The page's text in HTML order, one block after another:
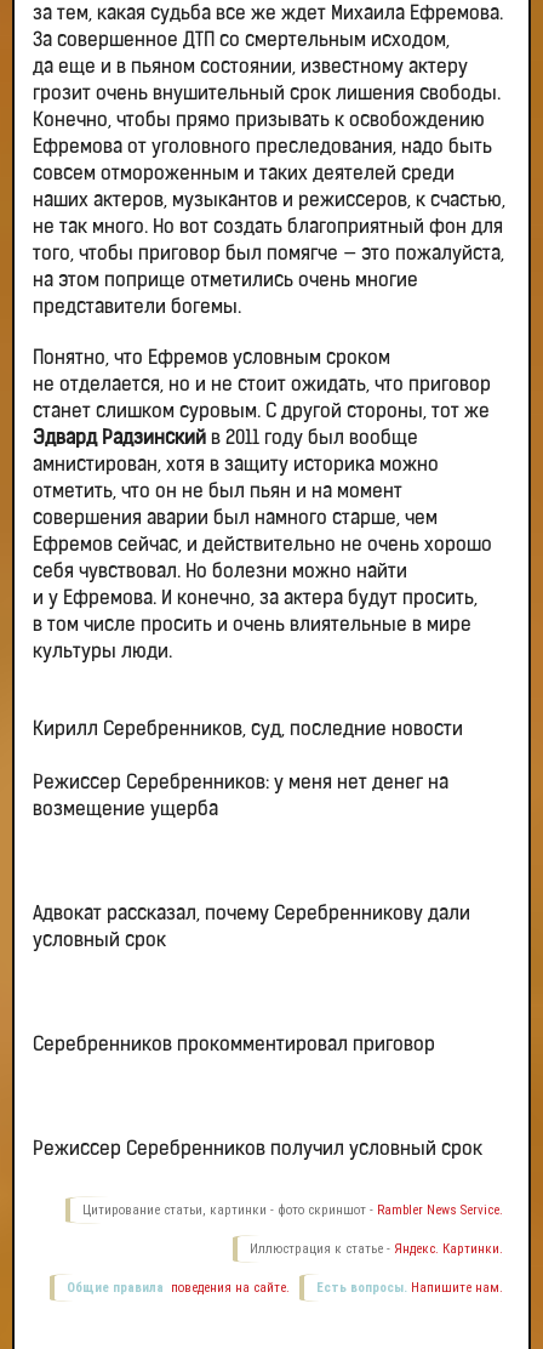
за тем, какая судьба все же ждет Михаила Ефремова.
За совершенное ДТП со смертельным исходом,
да еще и в пьяном состоянии, известному актеру
грозит очень внушительный срок лишения свободы.
Конечно, чтобы прямо призывать к освобождению
Ефремова от уголовного преследования, надо быть
совсем отмороженным и таких деятелей среди
наших актеров, музыкантов и режиссеров, к счастью,
не так много. Но вот создать благоприятный фон для
того, чтобы приговор был помягче — это пожалуйста,
на этом поприще отметились очень многие
представители богемы.
Понятно, что Ефремов условным сроком
не отделается, но и не стоит ожидать, что приговор
станет слишком суровым. С другой стороны, тот же
Эдвард Радзинский в 2011 году был вообще
амнистирован, хотя в защиту историка можно
отметить, что он не был пьян и на момент
совершения аварии был намного старше, чем
Ефремов сейчас, и действительно не очень хорошо
себя чувствовал. Но болезни можно найти
и у Ефремова. И конечно, за актера будут просить,
в том числе просить и очень влиятельные в мире
культуры люди.
Кирилл Серебренников, суд, последние новости
Режиссер Серебренников: у меня нет денег на
возмещение ущерба
Адвокат рассказал, почему Серебренникову дали
условный срок
Серебренников прокомментировал приговор
Режиссер Серебренников получил условный срок
Цитирование статьи, картинки - фото скриншот - Rambler News Service.
Иллюстрация к статье - Яндекс. Картинки.
Есть вопросы. Напишите нам.
Общие правила поведения на сайте.